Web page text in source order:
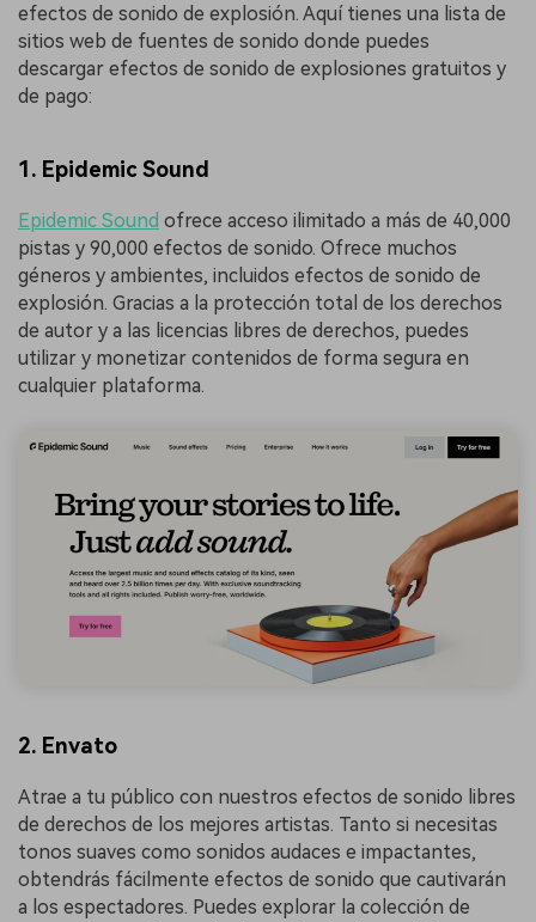
efectos de sonido de explosión. Aquí tienes una lista de
sitios web de fuentes de sonido donde puedes
descargar efectos de sonido de explosiones gratuitos y
de pago:
1. Epidemic Sound
Epidemic Sound ofrece acceso ilimitado a más de 40,000
pistas y 90,000 efectos de sonido. Ofrece muchos
géneros y ambientes, incluidos efectos de sonido de
explosión. Gracias a la protección total de los derechos
de autor y a las licencias libres de derechos, puedes
utilizar y monetizar contenidos de forma segura en
cualquier plataforma.
2. Envato
Atrae a tu público con nuestros efectos de sonido libres
de derechos de los mejores artistas. Tanto si necesitas
tonos suaves como sonidos audaces e impactantes,
obtendrás fácilmente efectos de sonido que cautivarán
a los espectadores. Puedes explorar la colección de